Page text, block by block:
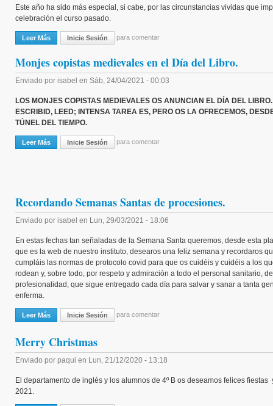
Este año ha sido más especial, si cabe, por las circunstancias vividas que
celebración el curso pasado.
Leer Más Sobre 1 De Octubre. Día Internacional De Las Personas Mayores
Inicie Sesión para comentar
Monjes copistas medievales en el Día del Libro.
Enviado por isabel en Sáb, 24/04/2021 - 00:03
LOS MONJES COPISTAS MEDIEVALES OS ANUNCIAN EL DÍA DEL
ESCRIBID, LEED; INTENSA TAREA ES, PERO OS LA OFRECEMOS,
TÚNEL DEL TIEMPO.
Leer Más Sobre Monjes Copistas Medievales En El Día Del Libro.
Inicie Sesión para comentar
Recordando Semanas Santas de procesiones.
Enviado por isabel en Lun, 29/03/2021 - 18:06
En estas fechas tan señaladas de la Semana Santa queremos, desde esta
que es la web de nuestro instituto, desearos una feliz semana y recordaros
cumpláis las normas de protocolo covid para que os cuidéis y cuidéis a los
rodean y, sobre todo, por respeto y admiración a todo el personal sanitario,
profesionalidad, que sigue entregado cada día para salvar y sanar a tanta
enferma.
Leer Más Sobre Recordando Semanas Santas De Procesiones.
Inicie Sesión para comentar
Merry Christmas
Enviado por paqui en Lun, 21/12/2020 - 13:18
El departamento de inglés y los alumnos de 4º B os deseamos felices fiestas
2021.